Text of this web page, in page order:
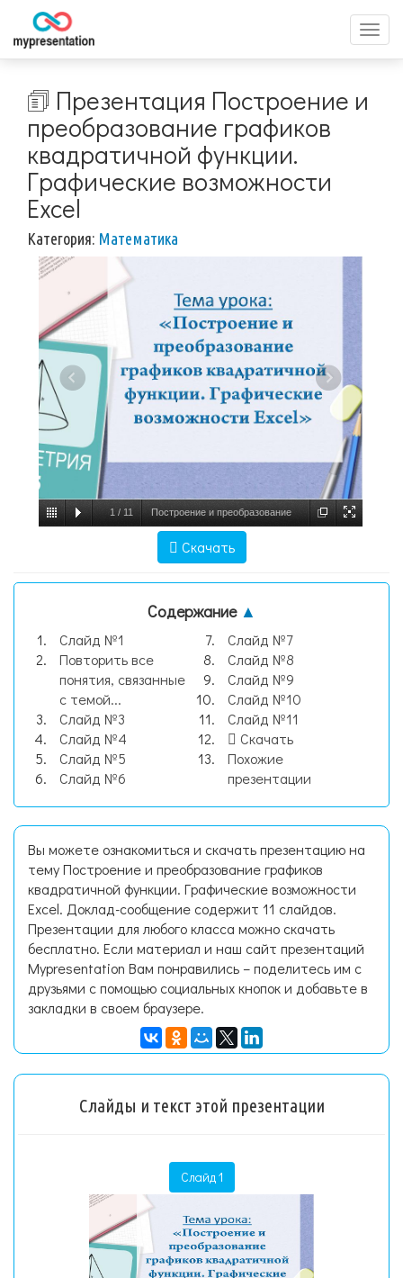
меню
🗊 Презентация Построение и
преобразование графиков
квадратичной функции.
Графические возможности
Excel
Категория: Математика
1 / 11 Построение и преобразование
Графические возможности Excel, слайд
Скачать
Содержание ▲
Слайд №1
Повторить все
понятия, связанные
с темой...
Слайд №3
Слайд №4
Слайд №5
Слайд №6
Слайд №7
Слайд №8
Слайд №9
Слайд №10
Слайд №11
Скачать
Похожие
презентации
Вы можете ознакомиться и скачать презентацию на
тему Построение и преобразование графиков
квадратичной функции. Графические возможности
Excel. Доклад-сообщение содержит 11 слайдов.
Презентации для любого класса можно скачать
бесплатно. Если материал и наш сайт презентаций
Mypresentation Вам понравились – поделитесь им с
друзьями с помощью социальных кнопок и добавьте в
закладки в своем браузере.
Слайды и текст этой презентации
Слайд 1